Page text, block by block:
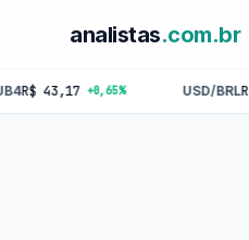
analistas.com.br
+0,65% USD/BRLR$ 5,07